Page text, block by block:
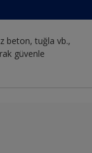
beton, tuğla vb.,
güvenle